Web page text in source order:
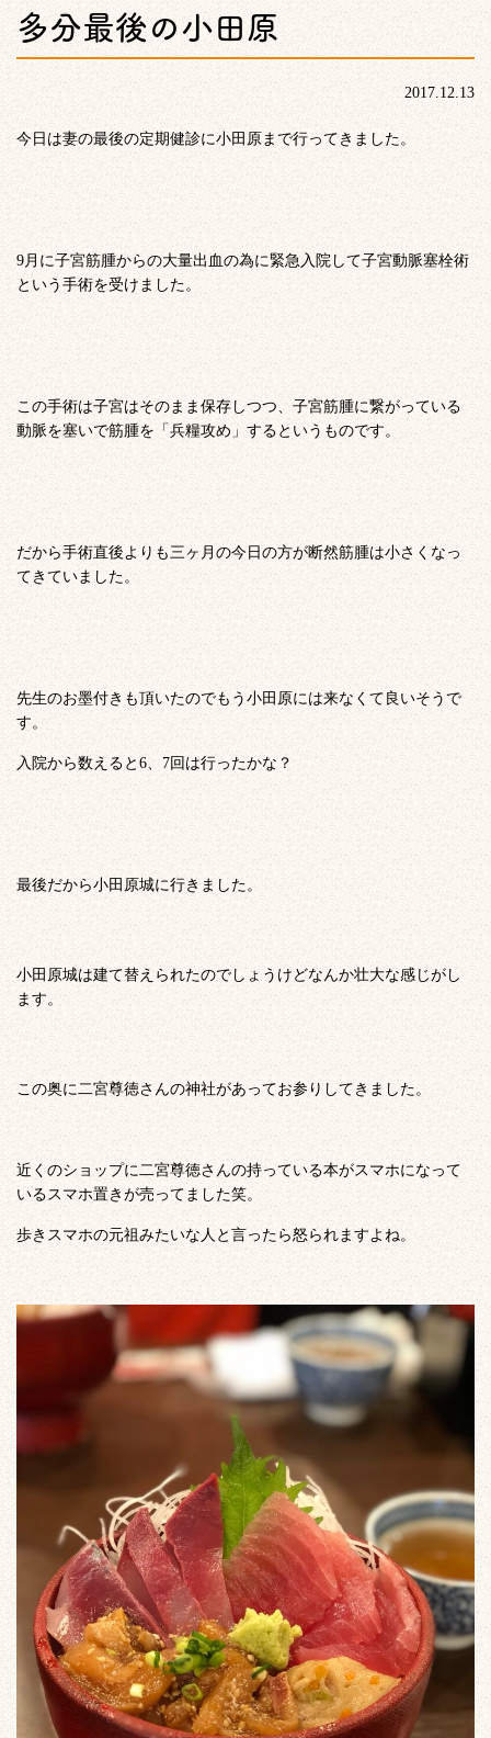
多分最後の小田原
2017.12.13
今日は妻の最後の定期健診に小田原まで行ってきました。
9月に子宮筋腫からの大量出血の為に緊急入院して子宮動脈塞栓術
という手術を受けました。
この手術は子宮はそのまま保存しつつ、子宮筋腫に繋がっている
動脈を塞いで筋腫を「兵糧攻め」するというものです。
だから手術直後よりも三ヶ月の今日の方が断然筋腫は小さくなっ
てきていました。
先生のお墨付きも頂いたのでもう小田原には来なくて良いそうで
す。
入院から数えると6、7回は行ったかな？
最後だから小田原城に行きました。
小田原城は建て替えられたのでしょうけどなんか壮大な感じがし
ます。
この奥に二宮尊徳さんの神社があってお参りしてきました。
近くのショップに二宮尊徳さんの持っている本がスマホになって
いるスマホ置きが売ってました笑。
歩きスマホの元祖みたいな人と言ったら怒られますよね。